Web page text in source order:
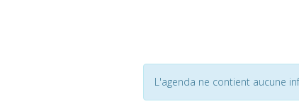
L'agenda ne contient aucune